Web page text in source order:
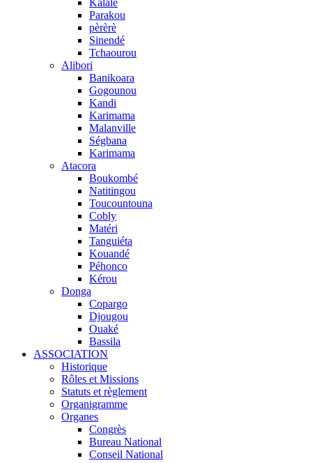
Kalalé
Parakou
pèrèrè
Sinendé
Tchaourou
Alibori
Banikoara
Gogounou
Kandi
Karimama
Malanville
Ségbana
Karimama
Atacora
Boukombé
Natitingou
Toucountouna
Cobly
Matéri
Tanguiéta
Kouandé
Péhonco
Kérou
Donga
Copargo
Djougou
Ouaké
Bassila
ASSOCIATION
Historique
Rôles et Missions
Statuts et règlement
Organigramme
Organes
Congrès
Bureau National
Conseil National